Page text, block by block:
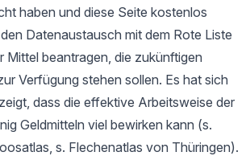
haben und diese Seite kostenlos
Datenaustausch mit dem Rote Liste
Mittel beantragen, die zukünftigen
Verfügung stehen sollen. Es hat sich
dass die effektive Arbeitsweise der
Geldmitteln viel bewirken kann (s.
s. Flechenatlas von Thüringen).